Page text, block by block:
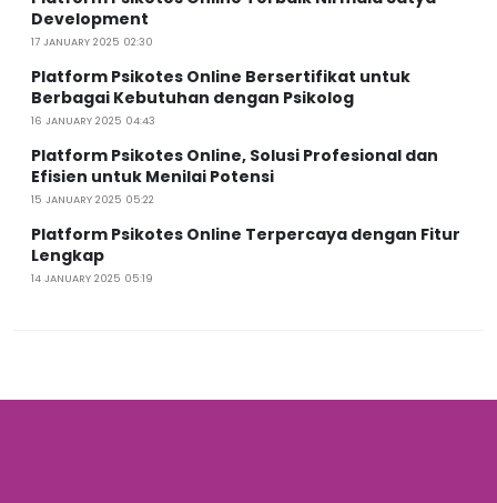
Development
17 JANUARY 2025 02:30
Platform Psikotes Online Bersertifikat untuk
Berbagai Kebutuhan dengan Psikolog
16 JANUARY 2025 04:43
Platform Psikotes Online, Solusi Profesional dan
Efisien untuk Menilai Potensi
15 JANUARY 2025 05:22
Platform Psikotes Online Terpercaya dengan Fitur
Lengkap
14 JANUARY 2025 05:19